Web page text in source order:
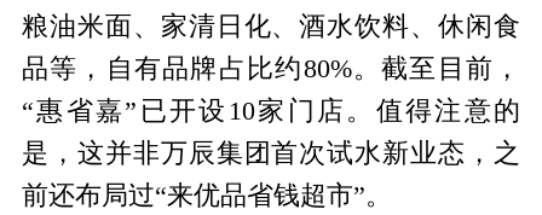
粮油米面、家清日化、酒水饮料、休闲食
品等，自有品牌占比约80%。截至目前，
“惠省嘉”已开设10家门店。值得注意的
是，这并非万辰集团首次试水新业态，之
前还布局过“来优品省钱超市”。